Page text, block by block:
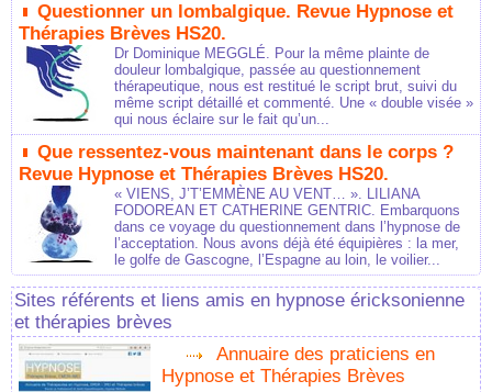
Questionner un lombalgique. Revue Hypnose et
Thérapies Brèves HS20.
Dr Dominique MEGGLÉ. Pour la même plainte de
douleur lombalgique, passée au questionnement
thérapeutique, nous est restitué le script brut, suivi du
même script détaillé et commenté. Une « double visée »
qui nous éclaire sur le fait qu’un...
Que ressentez-vous maintenant dans le corps ?
Revue Hypnose et Thérapies Brèves HS20.
« VIENS, J’T’EMMÈNE AU VENT… ». LILIANA
FODOREAN ET CATHERINE GENTRIC. Embarquons
dans ce voyage du questionnement dans l’hypnose de
l’acceptation. Nous avons déjà été équipières : la mer,
le golfe de Gascogne, l’Espagne au loin, le voilier...
Sites référents et liens amis en hypnose éricksonienne
et thérapies brèves
Annuaire des praticiens en
Hypnose et Thérapies Brèves